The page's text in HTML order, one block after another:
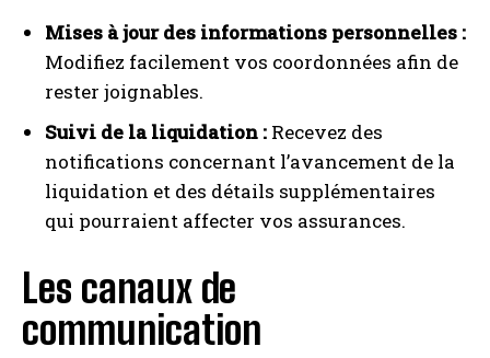
Mises à jour des informations personnelles :
Modifiez facilement vos coordonnées afin de
rester joignables.
Suivi de la liquidation : Recevez des
notifications concernant l’avancement de la
liquidation et des détails supplémentaires
qui pourraient affecter vos assurances.
Les canaux de
communication